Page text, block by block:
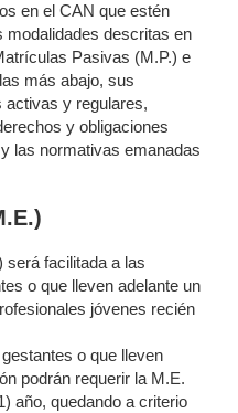
en el CAN que estén
modalidades descritas en
Pasivas (M.P.) e
más abajo, sus
activas y regulares,
y obligaciones
las normativas emanadas
facilitada a las
o que lleven adelante un
jóvenes recién
o que lleven
podrán requerir la M.E.
año, quedando a criterio